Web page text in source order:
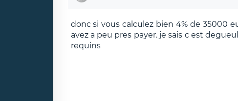
donc si vous calculez bien 4% de 35000
avez a peu pres payer. je sais c est
requins